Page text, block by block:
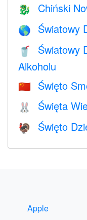
🐉 Chiński
🌎 Światowy
🥤
Światowy
Alkoholu
🇨🇳 Święto
🐰 Święta
🦃 Święto
Apple